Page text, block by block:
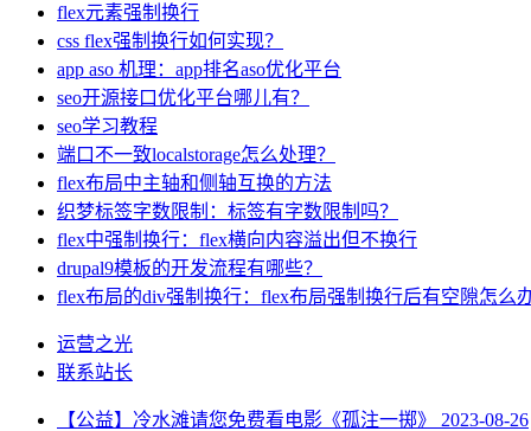
flex元素强制换行
css flex强制换行如何实现？
app aso 机理：app排名aso优化平台
seo开源接口优化平台哪儿有？
seo学习教程
端口不一致localstorage怎么处理？
flex布局中主轴和侧轴互换的方法
织梦标签字数限制：标签有字数限制吗？
flex中强制换行：flex横向内容溢出但不换行
drupal9模板的开发流程有哪些？
flex布局的div强制换行：flex布局强制换行后有空隙怎么办
运营之光
联系站长
【公益】冷水滩请您免费看电影《孤注一掷》
2023-08-26